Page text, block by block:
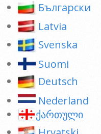
Български
Latvia
Svenska
Suomi
Deutsch
Nederland
ქართული